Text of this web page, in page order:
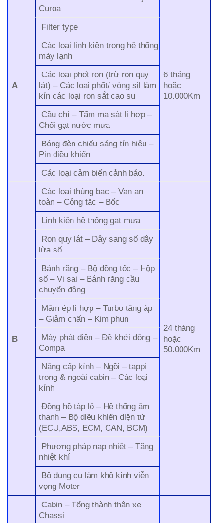
A
Curoa
6 tháng
hoặc
10.000Km
Filter type
Các loại linh kiện trong hệ thống
máy lạnh
Các loại phốt ron (trừ ron quy
lát) – Các loại phốt/ vòng sil làm
kín các loại ron sắt cao su
Cầu chì – Tấm ma sát li hợp –
Chổi gạt nước mưa
Bóng đèn chiếu sáng tín hiệu –
Pin điều khiển
Các loại cảm biến cảnh báo.
B
Các loại thùng bạc – Van an
toàn – Công tắc – Bốc
24 tháng
hoặc
50.000Km
Linh kiện hệ thống gạt mưa
Ron quy lát – Dây sang số dây
lừa số
Bánh răng – Bộ đồng tốc – Hộp
số – Vi sai – Bánh răng cầu
chuyển động
Mâm ép li hợp – Turbo tăng áp
– Giảm chấn – Kim phun
Máy phát điện – Đề khởi động –
Compa
Nâng cấp kính – Ngồi – tappi
trong & ngoài cabin – Các loại
kính
Đồng hồ táp lô – Hệ thống âm
thanh – Bộ điều khiển điện tử
(ECU,ABS, ECM, CAN, BCM)
Phương pháp nạp nhiệt – Tăng
nhiệt khí
Bộ dụng cụ làm khô kính viễn
vọng Moter
Cabin – Tổng thành thân xe
Chassi